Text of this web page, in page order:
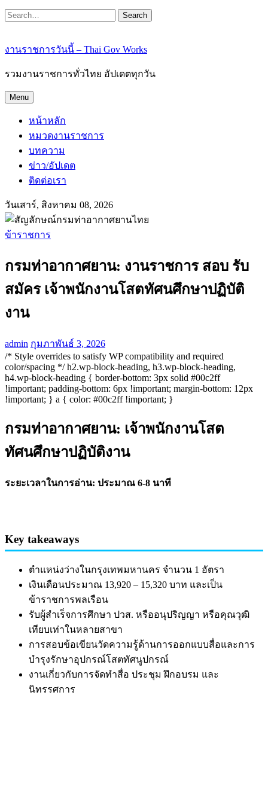
Search
งานราชการวันนี้ – Thai Gov Works
รวมงานราชการทั่วไทย อัปเดตทุกวัน
Menu
หน้าหลัก
หมวดงานราชการ
บทความ
ข่าว/อัปเดต
ติดต่อเรา
วันเสาร์, สิงหาคม 08, 2026
ข้าราชการ
กรมท่าอากาศยาน: งานราชการ สอบ รับ
สมัคร เจ้าพนักงานโสตทัศนศึกษาปฏิบัติ
งาน
admin กุมภาพันธ์ 3, 2026
/* Style overrides to satisfy WP compatibility and required
color/spacing */ h2.wp-block-heading, h3.wp-block-heading,
h4.wp-block-heading { border-bottom: 3px solid #00c2ff
!important; padding-bottom: 6px !important; margin-bottom: 12px
!important; } a { color: #00c2ff !important; }
กรมท่าอากาศยาน: เจ้าพนักงานโสต
ทัศนศึกษาปฏิบัติงาน
ระยะเวลาในการอ่าน: ประมาณ 6-8 นาที
Key takeaways
ตำแหน่งว่างในกรุงเทพมหานคร จำนวน 1 อัตรา
เงินเดือนประมาณ 13,920 – 15,320 บาท และเป็น
ข้าราชการพลเรือน
รับผู้สำเร็จการศึกษา ปวส. หรืออนุปริญญา หรือคุณวุฒิ
เทียบเท่าในหลายสาขา
การสอบข้อเขียนวัดความรู้ด้านการออกแบบสื่อและการ
บำรุงรักษาอุปกรณ์โสตทัศนูปกรณ์
งานเกี่ยวกับการจัดทำสื่อ ประชุม ฝึกอบรม และ
นิทรรศการ